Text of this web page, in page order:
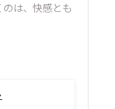
は、快感とも